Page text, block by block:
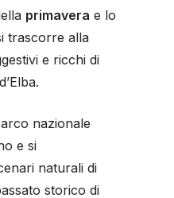
primavera e lo
trascorre alla
e ricchi di
nazionale
e si
naturali di
storico di